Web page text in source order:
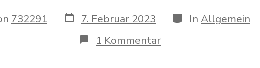
732291 Datum
des
Beitrags
7. Februar 2023 Kategorien
In Allgemein
1 Kommentarzu
Hallo